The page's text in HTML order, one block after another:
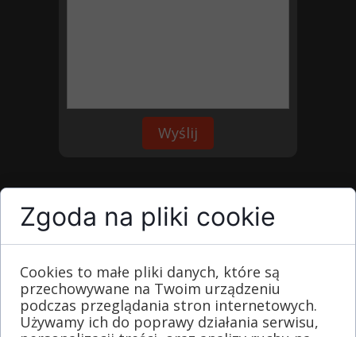
Wyślij
montuje ogrodzenia betonowe
jednostronne
wysokiej jakości cementu 42,5 z dodatkiem
kruszywa.
Takie zestawienie komponentów zapewnia
Zgoda na pliki cookie
Cookies to małe pliki danych, które są
przechowywane na Twoim urządzeniu
podczas przeglądania stron internetowych.
Używamy ich do poprawy działania serwisu,